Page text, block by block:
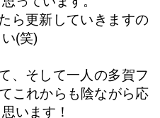
ら更新していきますの
(笑)
、そして一人の多賀フ
これからも陰ながら応
います！